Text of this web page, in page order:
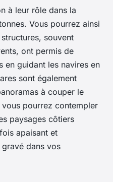
à leur rôle dans la
Vous pourrez ainsi
souvent
ont permis de
en guidant les navires en
sont également
à couper le
pourrez contempler
paysages côtiers
apaisant et
dans vos